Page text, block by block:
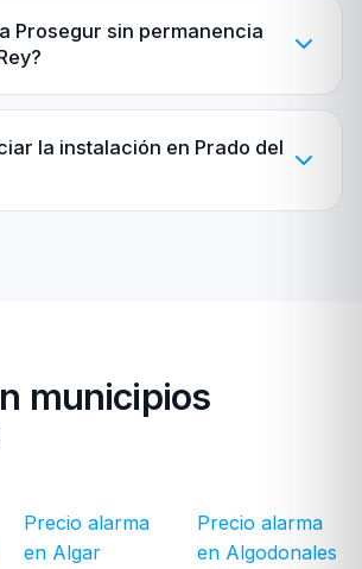
Prosegur sin permanencia
la instalación en Prado del
municipios
Precio alarma
en Algar
Precio alarma
en Algodonales